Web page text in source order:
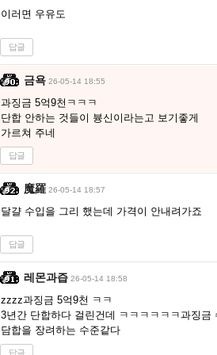
이러면 우유도
답글
금욕 26-05-14 18:55
과징금 5억9천ㅋㅋㅋ
단합 안하는 것들이 븅신이라는고 보기좋게
가르쳐 주네
답글
魔羅 26-05-14 18:57
달걀 수입을 그리 했는데 가격이 안내려가죠
답글
레몬과즙 26-05-14 18:58
zzzz과징금 5억9천 ㅋㅋ
3년간 단합하다 걸린건데 ㅋㅋㅋㅋㅋㅋ과징금
담합을 장려하는 수준같다
답글